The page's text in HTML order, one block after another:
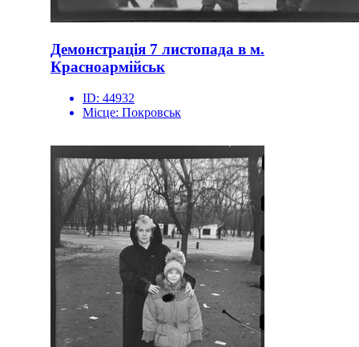
Демонстрація 7 листопада в м.
Красноармійськ
ID: 44932
Місце: Покровськ